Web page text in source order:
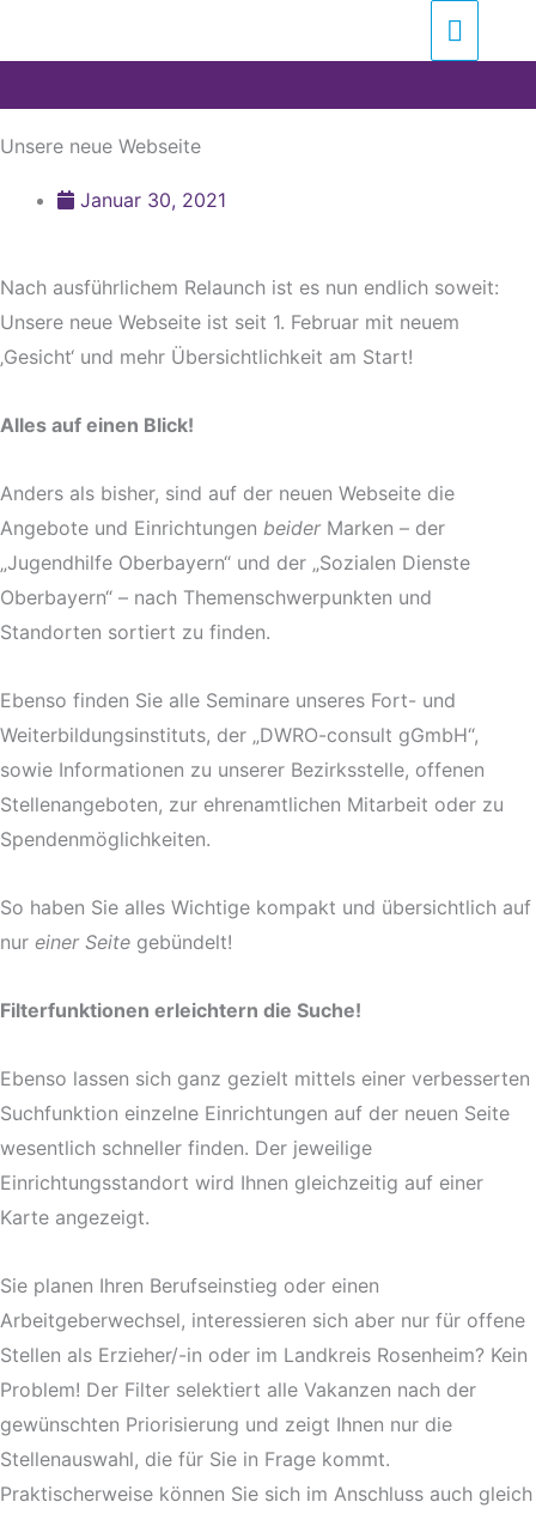
Unsere neue Webseite
Januar 30, 2021
Nach ausführlichem Relaunch ist es nun endlich soweit:
Unsere neue Webseite ist seit 1. Februar mit neuem
‚Gesicht‘ und mehr Übersichtlichkeit am Start!
Alles auf einen Blick!
Anders als bisher, sind auf der neuen Webseite die
Angebote und Einrichtungen beiderMarken – der
„Jugendhilfe Oberbayern“ und der „Sozialen Dienste
Oberbayern“ – nach Themenschwerpunkten und
Standorten sortiert zu finden.
Ebenso finden Sie alle Seminare unseres Fort- und
Weiterbildungsinstituts, der „DWRO-consult gGmbH“,
sowie Informationen zu unserer Bezirksstelle, offenen
Stellenangeboten, zur ehrenamtlichen Mitarbeit oder zu
Spendenmöglichkeiten.
So haben Sie alles Wichtige kompakt und übersichtlich auf
nur einer Seite gebündelt!
Filterfunktionen erleichtern die Suche!
Ebenso lassen sich ganz gezielt mittels einer verbesserten
Suchfunktion einzelne Einrichtungen auf der neuen Seite
wesentlich schneller finden. Der jeweilige
Einrichtungsstandort wird Ihnen gleichzeitig auf einer
Karte angezeigt.
Sie planen Ihren Berufseinstieg oder einen
Arbeitgeberwechsel, interessieren sich aber nur für offene
Stellen als Erzieher/-in oder im Landkreis Rosenheim? Kein
Problem! Der Filter selektiert alle Vakanzen nach der
gewünschten Priorisierung und zeigt Ihnen nur die
Stellenauswahl, die für Sie in Frage kommt.
Praktischerweise können Sie sich im Anschluss auch gleich